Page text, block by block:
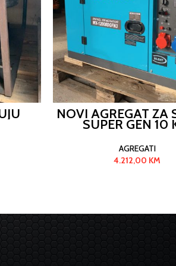
NOVI AGREGAT ZA
SUPER GEN 10
AGREGATI
4.212,00 KM